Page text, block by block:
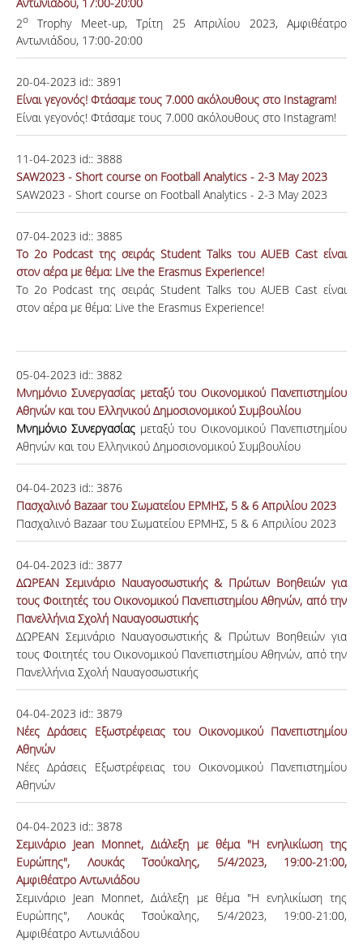
2ο
Trophy Meet-up, Τρίτη 25 Απριλίου 2023, Αμφιθέατρο
Αντωνιάδου, 17:00-20:00
20-04-2023 id:: 3891
Είναι γεγονός! Φτάσαμε τους 7.000 ακόλουθους στο Instagram!
Είναι γεγονός! Φτάσαμε τους 7.000 ακόλουθους στο Instagram!
11-04-2023 id:: 3888
SAW2023 - Short course on Football Analytics - 2-3 May 2023
SAW2023 - Short course on Football Analytics - 2-3 May 2023
07-04-2023 id:: 3885
To 2o Podcast της σειράς Student Talks του AUEB Cast είναι
στον αέρα με θέμα: Live the Erasmus Experience!
To 2o Podcast της σειράς Student Talks του AUEB Cast είναι
στον αέρα με θέμα: Live the Erasmus Experience!
05-04-2023 id:: 3882
Μνημόνιο Συνεργασίας μεταξύ του Οικονομικού Πανεπιστημίου
Αθηνών και του Ελληνικού Δημοσιονομικού Συμβουλίου
Μνημόνιο Συνεργασίας μεταξύ του Οικονομικού Πανεπιστημίου
Αθηνών και του Ελληνικού Δημοσιονομικού Συμβουλίου
04-04-2023 id:: 3876
Πασχαλινό Bazaar του Σωματείου ΕΡΜΗΣ, 5 & 6 Απριλίου 2023
Πασχαλινό Bazaar του Σωματείου ΕΡΜΗΣ, 5 & 6 Απριλίου 2023
04-04-2023 id:: 3877
ΔΩΡΕΑΝ Σεμινάριο Ναυαγοσωστικής & Πρώτων Βοηθειών για
τους Φοιτητές του Οικονομικού Πανεπιστημίου Αθηνών, από την
Πανελλήνια Σχολή Ναυαγοσωστικής
ΔΩΡΕΑΝ Σεμινάριο Ναυαγοσωστικής & Πρώτων Βοηθειών για
τους Φοιτητές του Οικονομικού Πανεπιστημίου Αθηνών, από την
Πανελλήνια Σχολή Ναυαγοσωστικής
04-04-2023 id:: 3879
Νέες Δράσεις Εξωστρέφειας του Οικονομικού Πανεπιστημίου
Αθηνών
Νέες Δράσεις Εξωστρέφειας του Οικονομικού Πανεπιστημίου
Αθηνών
04-04-2023 id:: 3878
Σεμινάριο Jean Monnet, Διάλεξη με θέμα "Η ενηλικίωση της
Ευρώπης", Λουκάς Τσούκαλης, 5/4/2023, 19:00-21:00,
Αμφιθέατρο Aντωνιάδου
Σεμινάριο Jean Monnet, Διάλεξη με θέμα "Η ενηλικίωση της
Ευρώπης", Λουκάς Τσούκαλης, 5/4/2023, 19:00-21:00,
Αμφιθέατρο Aντωνιάδου